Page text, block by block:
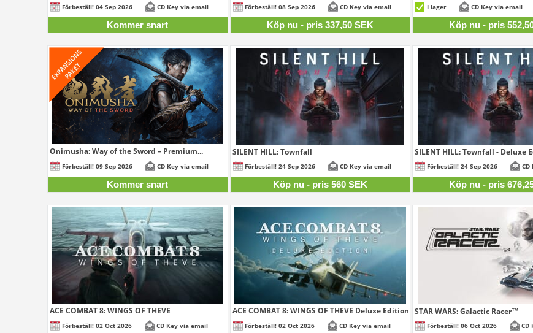
Förbeställ! 04 Sep 2026 CD Key via email
Kommer snart
337,50 SEK
Förbeställ! 08 Sep 2026 CD Key via email
Köp nu - pris 337,50 SEK
I lager CD Key via email
Köp nu - pris
Onimusha: Way of the Sword – Premium...
Förbeställ! 09 Sep 2026 CD Key via email
Kommer snart
SILENT HILL: Townfall
560 SEK
Förbeställ! 24 Sep 2026 CD Key via email
Köp nu - pris 560 SEK
SILENT HILL: Townfall - Deluxe
Förbeställ! 24 Sep 2026
Köp nu - pris
ACE COMBAT 8: WINGS OF THEVE
797,50 SEK
Förbeställ! 02 Oct 2026 CD Key via email
ACE COMBAT 8: WINGS OF THEVE Deluxe Edition
1 015 SEK
Förbeställ! 02 Oct 2026 CD Key via email
STAR WARS: Galactic Racer™
Förbeställ! 06 Oct 2026 CD